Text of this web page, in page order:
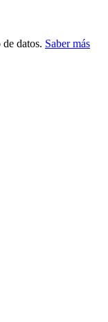
datos. Saber más